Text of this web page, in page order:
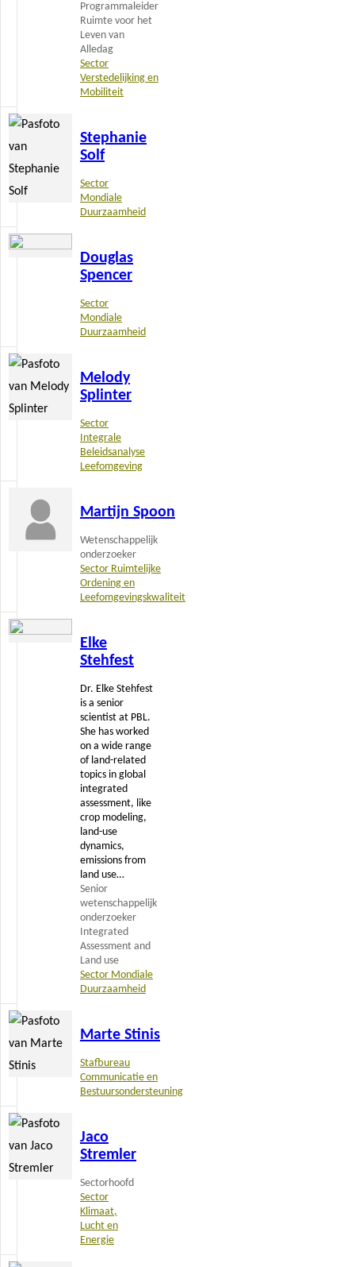
Programmaleider
Ruimte voor het
Leven van
Alledag
Sector
Verstedelijking en
Mobiliteit
Stephanie
Solf
Sector
Mondiale
Duurzaamheid
Lees
meer
Douglas
Spencer
Sector
Mondiale
Duurzaamheid
Lees
Melody
Splinter
Sector
Integrale
Beleidsanalyse
Leefomgeving
Lees
meer
Martijn Spoon
Wetenschappelijk
onderzoeker
Sector Ruimtelijke
Ordening en
Leefomgevingskwaliteit
Elke
Stehfest
Dr. Elke Stehfest
is a senior
scientist at PBL.
She has worked
on a wide range
of land-related
topics in global
integrated
assessment, like
crop modeling,
land-use
dynamics,
emissions from
land use…
Senior
wetenschappelijk
onderzoeker
Integrated
Assessment and
Land use
Sector Mondiale
Duurzaamheid
Lees
Marte Stinis
Stafbureau
Communicatie en
Bestuursondersteuning
Lees
meer
Jaco
Stremler
Sectorhoofd
Sector
Klimaat,
Lucht en
Energie
Lees
meer